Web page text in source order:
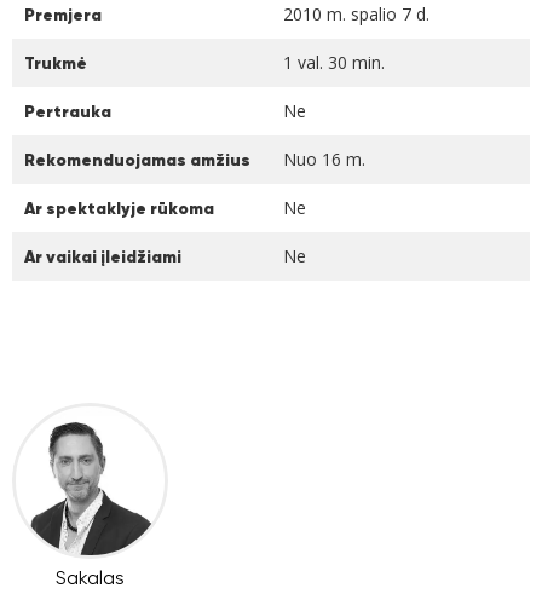
Premjera 2010 m. spalio 7 d.
Trukmė 1 val. 30 min.
Pertrauka Ne
Rekomenduojamas amžius Nuo 16 m.
Ar spektaklyje rūkoma Ne
Ar vaikai įleidžiami Ne
Sakalas